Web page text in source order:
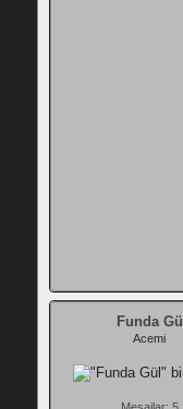
Funda Gül
Acemi